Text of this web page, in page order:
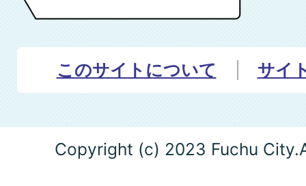
このサイトについて サイ
Copyright (c) 2023 Fuchu